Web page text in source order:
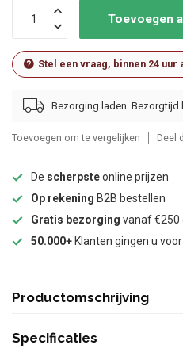
Toevoegen
Stel een vraag, binnen 24 uur
Bezorging laden..
Toevoegen om te vergelijken Deel
De scherpsteonline prijzen
Op rekening B2B bestellen
Gratis bezorging vanaf €250
50.000+ Klanten gingen u voor
Productomschrijving
Specificaties